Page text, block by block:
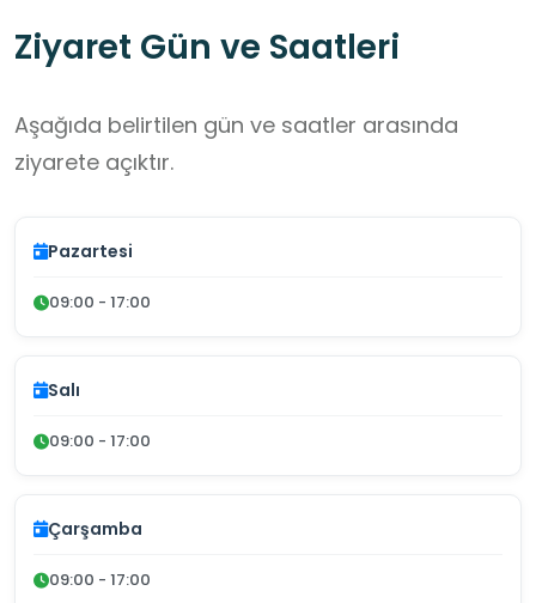
Ziyaret Gün ve Saatleri
Aşağıda belirtilen gün ve saatler arasında
ziyarete açıktır.
Pazartesi
09:00 - 17:00
Salı
09:00 - 17:00
Çarşamba
09:00 - 17:00